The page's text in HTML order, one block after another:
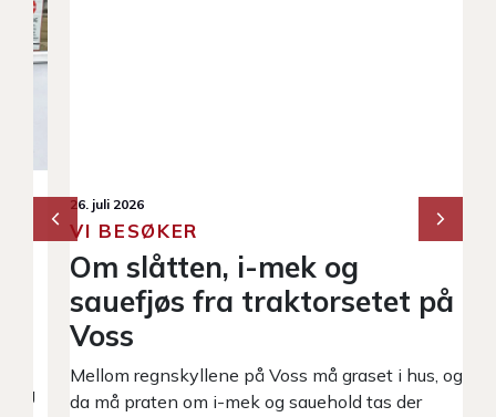
26. juli 2026
VI BESØKER
Om slåtten, i-mek og
sauefjøs fra traktorsetet på
Voss
Mellom regnskyllene på Voss må graset i hus, og
da må praten om i-mek og sauehold tas der